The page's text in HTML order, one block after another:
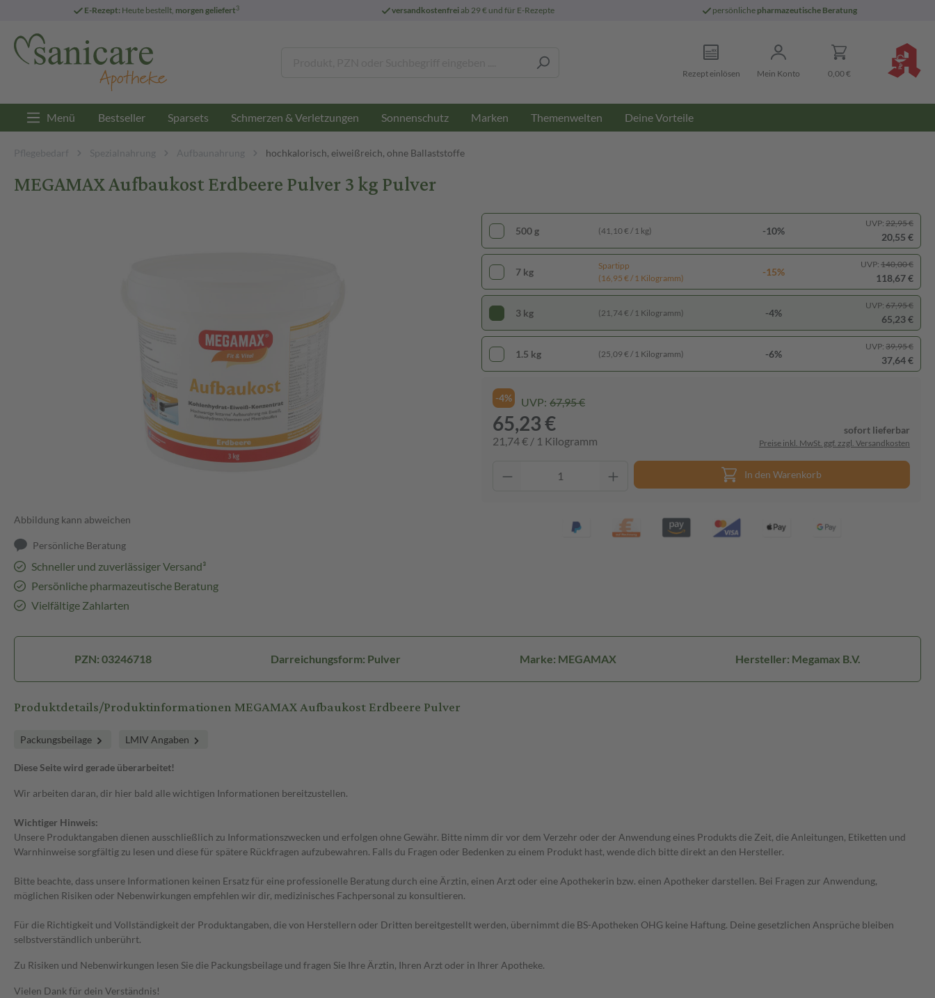
E-Rezept: Heute bestellt, morgen geliefert3 versandkostenfreiab 29 € und für E-Rezepte persönliche pharmazeutische Beratung
Rezept einlösen Mein Konto 0,00 €
Menü Bestseller Sparsets Schmerzen & Verletzungen Sonnenschutz Marken Themenwelten Deine Vorteile
Pflegebedarf Spezialnahrung Aufbaunahrung hochkalorisch, eiweißreich, ohne Ballaststoffe
MEGAMAX Aufbaukost Erdbeere Pulver 3 kg Pulver
Abbildung kann abweichen
Persönliche Beratung
Schneller und zuverlässiger Versand³
Persönliche pharmazeutische Beratung
Vielfältige Zahlarten
500 g (41,10 € / 1 kg) -10%
UVP: 22,95 €
20,55 €
7 kg
Spartipp
(16,95 € / 1 Kilogramm)
-15%
UVP: 140,00 €
118,67 €
3 kg (21,74 € / 1 Kilogramm) -4%
UVP: 67,95 €
65,23 €
1.5 kg (25,09 € / 1 Kilogramm) -6%
UVP: 39,95 €
37,64 €
-4% UVP: 67,95 €
65,23 €
21,74 € / 1 Kilogramm
sofort lieferbar
Preise inkl. MwSt. ggf. zzgl. Versandkosten
In den Warenkorb
PZN: 03246718 Darreichungsform: Pulver Marke: MEGAMAX Hersteller: Megamax B.V.
Produktdetails/Produktinformationen MEGAMAX Aufbaukost Erdbeere Pulver
Packungsbeilage LMIV Angaben
Diese Seite wird gerade überarbeitet!
Wir arbeiten daran, dir hier bald alle wichtigen Informationen bereitzustellen.
Wichtiger Hinweis:
Unsere Produktangaben dienen ausschließlich zu Informationszwecken und erfolgen ohne Gewähr. Bitte nimm dir vor dem Verzehr oder der Anwendung eines Produkts die Zeit, die Anleitungen, Etiketten und
Warnhinweise sorgfältig zu lesen und diese für spätere Rückfragen aufzubewahren. Falls du Fragen oder Bedenken zu einem Produkt hast, wende dich bitte direkt an den Hersteller.
Bitte beachte, dass unsere Informationen keinen Ersatz für eine professionelle Beratung durch eine Ärztin, einen Arzt oder eine Apothekerin bzw. einen Apotheker darstellen. Bei Fragen zur Anwendung,
möglichen Risiken oder Nebenwirkungen empfehlen wir dir, medizinisches Fachpersonal zu konsultieren.
Für die Richtigkeit und Vollständigkeit der Produktangaben, die von Herstellern oder Dritten bereitgestellt werden, übernimmt die BS-Apotheken OHG keine Haftung. Deine gesetzlichen Ansprüche bleiben
selbstverständlich unberührt.
Zu Risiken und Nebenwirkungen lesen Sie die Packungsbeilage und fragen Sie Ihre Ärztin, Ihren Arzt oder in Ihrer Apotheke.
Vielen Dank für dein Verständnis!